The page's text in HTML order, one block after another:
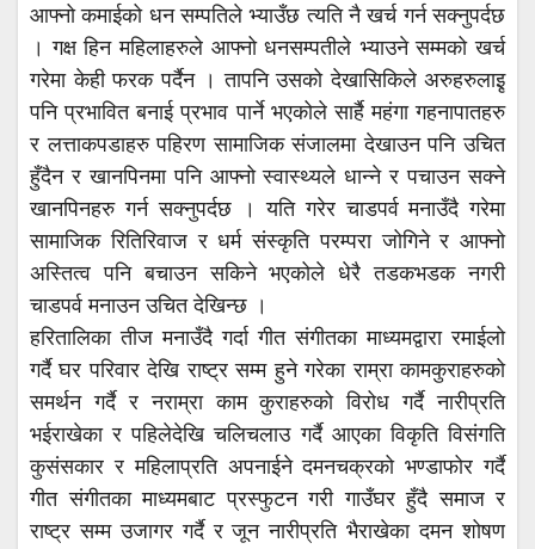
आफ्नो कमाईको धन सम्पतिले भ्याउँछ त्यति नै खर्च गर्न सक्नुपर्दछ
। गक्ष हिन महिलाहरुले आफ्नो धनसम्पतीले भ्याउने सम्मको खर्च
गरेमा केही फरक पर्दैन । तापनि उसको देखासिकिले अरुहरुलाइृ
पनि प्रभावित बनाई प्रभाव पार्ने भएकोले सार्है महंगा गहनापातहरु
र लत्ताकपडाहरु पहिरण सामाजिक संजालमा देखाउन पनि उचित
हुँदैन र खानपिनमा पनि आफ्नो स्वास्थ्यले धान्ने र पचाउन सक्ने
खानपिनहरु गर्न सक्नुपर्दछ । यति गरेर चाडपर्व मनाउँदै गरेमा
सामाजिक रितिरिवाज र धर्म संस्कृति परम्परा जोगिने र आफ्नो
अस्तित्व पनि बचाउन सकिने भएकोले धेरै तडकभडक नगरी
चाडपर्व मनाउन उचित देखिन्छ ।
हरितालिका तीज मनाउँदै गर्दा गीत संगीतका माध्यमद्वारा रमाईलो
गर्दै घर परिवार देखि राष्ट्र सम्म हुने गरेका राम्रा कामकुराहरुको
समर्थन गर्दै र नराम्रा काम कुराहरुको विरोध गर्दै नारीप्रति
भईराखेका र पहिलेदेखि चलिचलाउ गर्दै आएका विकृति विसंगति
कुसंसकार र महिलाप्रति अपनाईने दमनचक्रको भण्डाफोर गर्दै
गीत संगीतका माध्यमबाट प्रस्फुटन गरी गाउँघर हुँदै समाज र
राष्ट्र सम्म उजागर गर्दै र जून नारीप्रति भैराखेका दमन शोषण